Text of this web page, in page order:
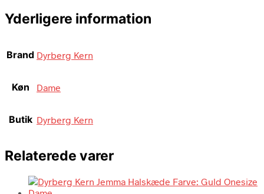
Yderligere information
Brand Dyrberg Kern
Køn Dame
Butik Dyrberg Kern
Relaterede varer